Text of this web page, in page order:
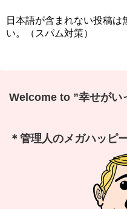
日本語が含まれない投稿は
い。（スパム対策）
Welcome to ”幸せがい
＊管理人のメガハッピ